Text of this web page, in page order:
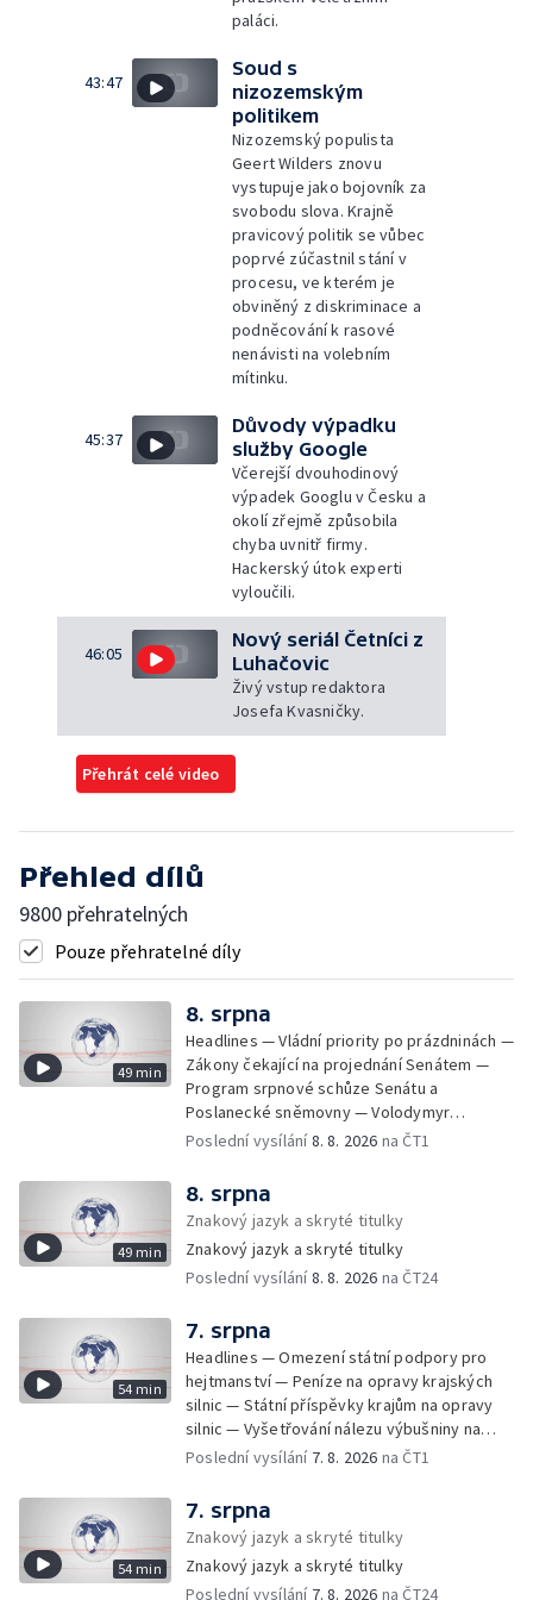
paláci.
43:47
Soud s
nizozemským
politikem
Nizozemský populista
Geert Wilders znovu
vystupuje jako bojovník za
svobodu slova. Krajně
pravicový politik se vůbec
poprvé zúčastnil stání v
procesu, ve kterém je
obviněný z diskriminace a
podněcování k rasové
nenávisti na volebním
mítinku.
45:37
Důvody výpadku
služby Google
Včerejší dvouhodinový
výpadek Googlu v Česku a
okolí zřejmě způsobila
chyba uvnitř firmy.
Hackerský útok experti
vyloučili.
46:05
Nový seriál Četníci z
Luhačovic
Živý vstup redaktora
Josefa Kvasničky.
Přehrát celé video
Přehled dílů
9800 přehratelných
Pouze přehratelné díly
49 min
8. srpna
Headlines — Vládní priority po prázdninách —
Zákony čekající na projednání Senátem —
Program srpnové schůze Senátu a
Poslanecké sněmovny — Volodymyr
Zelenskyj jednal poprvé v Bělehradě —
provoz nelegálních domovů pro seniory —
Populace Česka stárne — Čekací lhůty na
přijetí do domovů pro seniory — Tisza
vybrala kandidáta na prezidenta — Tréninky
soutěžních párů StarDance — Následky
Prahou prošel průvod hrdosti na podporu
sexuálních menšin — Snazší vrácení zboží —
Pátrání na jezeře Most — Bezpečnost na
paddleboardech — Češi hledají chladnější
destinace — Kolik zaplatí Češi za dovolenou
— Cestování se zvířaty — Turistický nápor na
Šumavu — Demolice budovy ve Zlíně —
ministr spravedlnosti USA — Španělsko
zpřísnilo kontroly na hranicích — Česko
zaostává v obnovitelných zdrojích —
Pozorování hvězd na Jizerce — Přeshraniční
Poslední vysílání8. 8. 2026 na ČT1
49 min
8. srpna
Znakový jazyk a skryté titulky
Znakový jazyk a skryté titulky
Poslední vysílání8. 8. 2026 na ČT24
54 min
7. srpna
Headlines — Omezení státní podpory pro
hejtmanství — Peníze na opravy krajských
silnic — Státní příspěvky krajům na opravy
silnic — Vyšetřování nálezu výbušniny na
letišti v Lipsku — Pasové kontroly spojů mezi
budovy ve Zlíně — Pohřeb Milana Knížáka —
Obvinění v kauze Správy železnic — Tržby
ve službách vzrostly — Další útoku
ukrajinských dronů na sklady v Rusku —
Exhumace těl obětí volyňských masakrů —
Poslední vysílání 7. 8. 2026 na ČT1
54 min
7. srpna
Znakový jazyk a skryté titulky
Znakový jazyk a skryté titulky
Poslední vysílání 7. 8. 2026 na ČT24